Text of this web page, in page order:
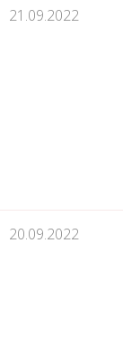
21.09.2022
20.09.2022